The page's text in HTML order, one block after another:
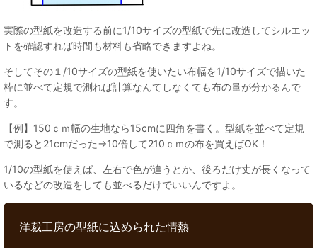
実際の型紙を改造する前に1/10サイズの型紙で先に改造してシルエッ
トを確認すれば時間も材料も省略できますよね。
そしてその１/10サイズの型紙を使いたい布幅を1/10サイズで描いた
枠に並べて定規で測れば計算なんてしなくても布の量が分かるんで
す。
【例】150ｃｍ幅の生地なら15cmに四角を書く。型紙を並べて定規
で測ると21cmだった→10倍して210ｃｍの布を買えばOK！
1/10の型紙を使えば、左右で色が違うとか、後ろだけ丈が長くなって
いるなどの改造をしても並べるだけでいいんですよ。
洋裁工房の型紙に込められた情熱